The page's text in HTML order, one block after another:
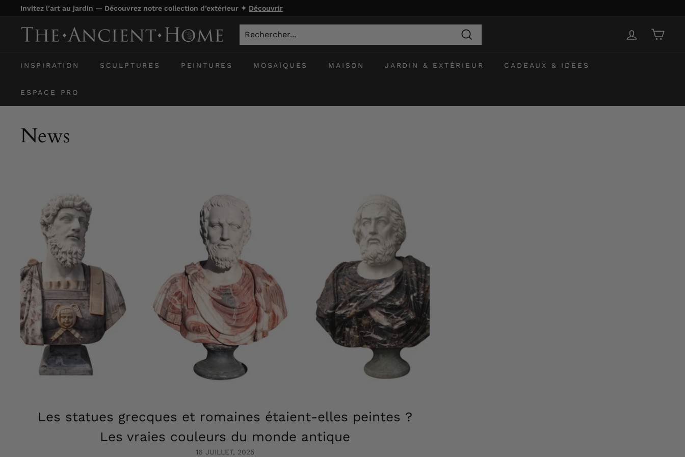
Passer
contenuPause
Invitez l’art au jardin — Découvrez notre collection d’extérieur ✦ Découvrir
T
e
n
c
e
n
a
n
c
e
Recherche
INSPIRATION SCULPTURES PEINTURES MOSAÏQUES MAISON JARDIN & EXTÉRIEUR CADEAUX & IDÉES
ESPACE PRO
News
Les statues grecques et romaines étaient-elles peintes ?
Les vraies couleurs du monde antique
16 JUILLET, 2025